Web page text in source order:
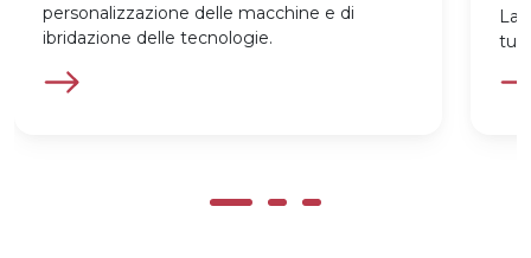
personalizzazione delle macchine e di
ibridazione delle tecnologie.
La
tue